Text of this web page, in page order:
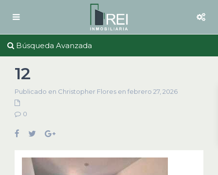
Búsqueda Avanzada
12
Publicado en Christopher Flores en febrero 27, 2026
0